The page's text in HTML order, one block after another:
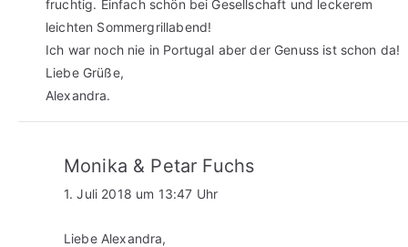
fruchtig. Einfach schön bei Gesellschaft und leckerem
leichten Sommergrillabend!
Ich war noch nie in Portugal aber der Genuss ist schon da!
Liebe Grüße,
Alexandra.
Monika & Petar Fuchs
1. Juli 2018 um 13:47 Uhr
Liebe Alexandra,